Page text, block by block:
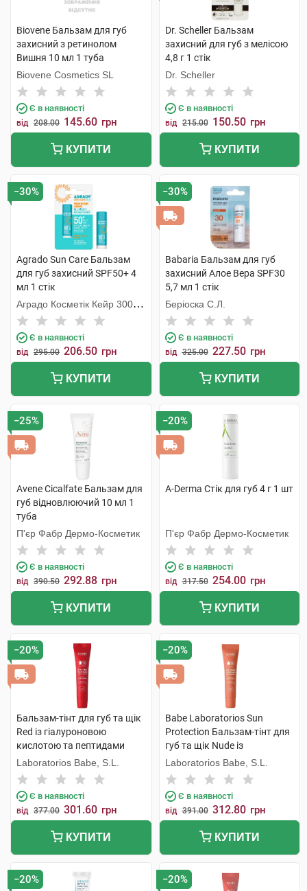
Biovene Бальзам для губ
захисний з ретинолом
Вишня 10 мл 1 туба
Biovene Cosmetics SL
Є в наявності
від 208.00 145.60 грн
КУПИТИ
Dr. Scheller Бальзам
захисний для губ з мелісою
4,8 г 1 стік
Dr. Scheller
Є в наявності
від 215.00 150.50 грн
КУПИТИ
−30%
Agrado Sun Care Бальзам
для губ захисний SPF50+ 4
мл 1 стік
Аградо Косметік Кейр 3000
С.Л.У.
Є в наявності
від 295.00 206.50 грн
КУПИТИ
−30%
Babaria Бальзам для губ
захисний Алое Вера SPF30
5,7 мл 1 стік
Беріоска С.Л.
Є в наявності
від 325.00 227.50 грн
КУПИТИ
−25%
Avene Cicalfate Бальзам для
губ відновлюючий 10 мл 1
туба
П'єр Фабр Дермо-Косметик
Є в наявності
від 390.50 292.88 грн
КУПИТИ
−20%
A-Derma Стік для губ 4 г 1 шт
П'єр Фабр Дермо-Косметик
Є в наявності
від 317.50 254.00 грн
КУПИТИ
−20%
Бальзам-тінт для губ та щік
Red із гіалуроновою
кислотою та пептидами
SPF50 20 мл 1 туба
Laboratorios Babe, S.L.
Є в наявності
від 377.00 301.60 грн
КУПИТИ
−20%
Babe Laboratorios Sun
Protection Бальзам-тінт для
губ та щік Nude із
гіалуроновою кислотою та
пептидами SPF50 20 мл 1
туба
Laboratorios Babe, S.L.
Є в наявності
від 391.00 312.80 грн
КУПИТИ
−20% −20%